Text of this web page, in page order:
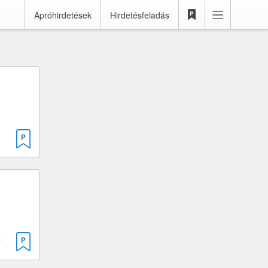
Apróhirdetések Hirdetésfeladás
cm³